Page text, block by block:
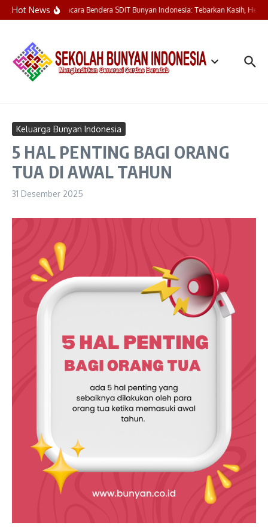
Lewati ke konten
Hot News Upacara Bendera SDIT Bunyan Indonesia: Tebarkan Kasih,
Keluarga Bunyan Indonesia
5 HAL PENTING BAGI ORANG
TUA DI AWAL TAHUN
31 Desember 2025